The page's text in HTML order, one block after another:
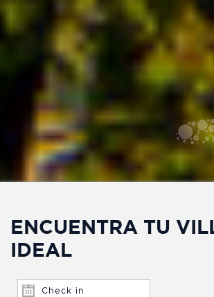
ENCUENTRA TU
IDEAL